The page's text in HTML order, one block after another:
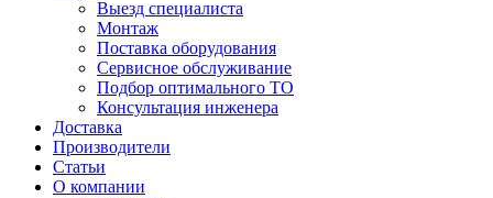
Выезд специалиста
Монтаж
Поставка оборудования
Сервисное обслуживание
Подбор оптимального ТО
Консультация инженера
Доставка
Производители
Статьи
О компании